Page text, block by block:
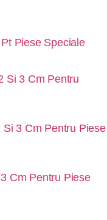
Piese Speciale
Si 3 Cm Pentru
3 Cm Pentru Piese
Cm Pentru Piese